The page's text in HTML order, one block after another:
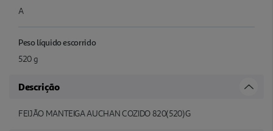
A
Peso líquido escorrido
520 g
Descrição
FEIJÃO MANTEIGA AUCHAN COZIDO 820(520)G